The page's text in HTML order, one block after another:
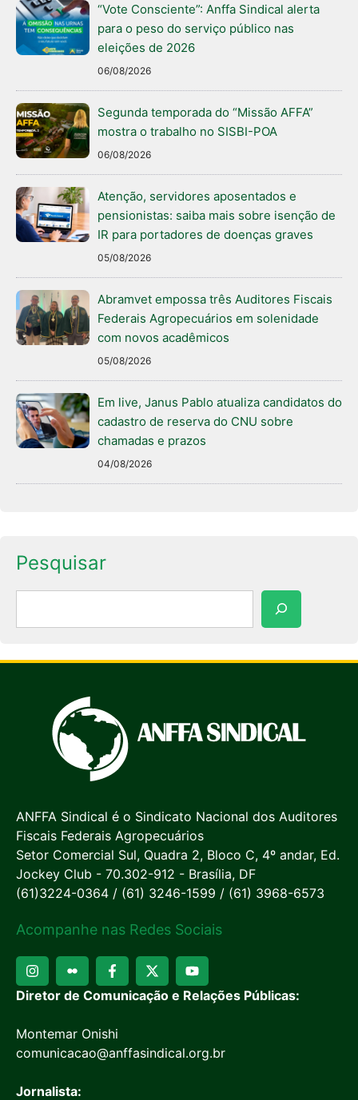
“Vote Consciente”: Anffa Sindical alerta
para o peso do serviço público nas
eleições de 2026
06/08/2026
Segunda temporada do “Missão AFFA”
mostra o trabalho no SISBI-POA
06/08/2026
Atenção, servidores aposentados e
pensionistas: saiba mais sobre isenção de
IR para portadores de doenças graves
05/08/2026
Abramvet empossa três Auditores Fiscais
Federais Agropecuários em solenidade
com novos acadêmicos
05/08/2026
Em live, Janus Pablo atualiza candidatos do
cadastro de reserva do CNU sobre
chamadas e prazos
04/08/2026
Pesquisar
ANFFA Sindical é o Sindicato Nacional dos Auditores
Fiscais Federais Agropecuários
Setor Comercial Sul, Quadra 2, Bloco C, 4º andar, Ed.
Jockey Club - 70.302-912 - Brasília, DF
(61)3224-0364 / (61) 3246-1599 / (61) 3968-6573
Acompanhe nas Redes Sociais
Diretor de Comunicação e Relações Públicas:
Montemar Onishi
comunicacao@anffasindical.org.br
Jornalista: